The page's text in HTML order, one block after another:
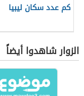
كم عدد سكان ليبيا
الزوار شاهدوا أيضاً